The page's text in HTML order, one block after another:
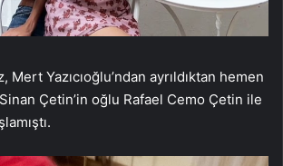
Mert Yazıcıoğlu’ndan ayrıldıktan hemen
Çetin’in oğlu Rafael Cemo Çetin ile